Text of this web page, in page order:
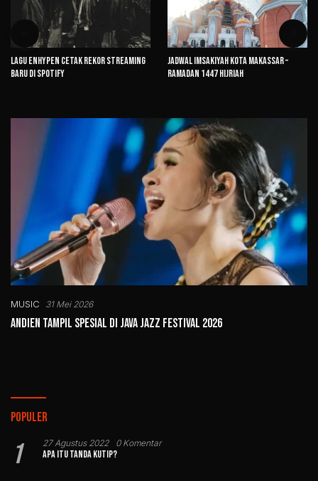
Lagu ENHYPEN Cetak Rekor Streaming
Baru di Spotify
Jadwal Imsakiyah Kota Makassar –
Ramadan 1447 Hijriah
MUSIC 31 Mei 2026
Andien Tampil Spesial di Java Jazz Festival 2026
Populer
1 27 Agustus 2022 0 Komentar
Apa Itu Tanda Kutip?